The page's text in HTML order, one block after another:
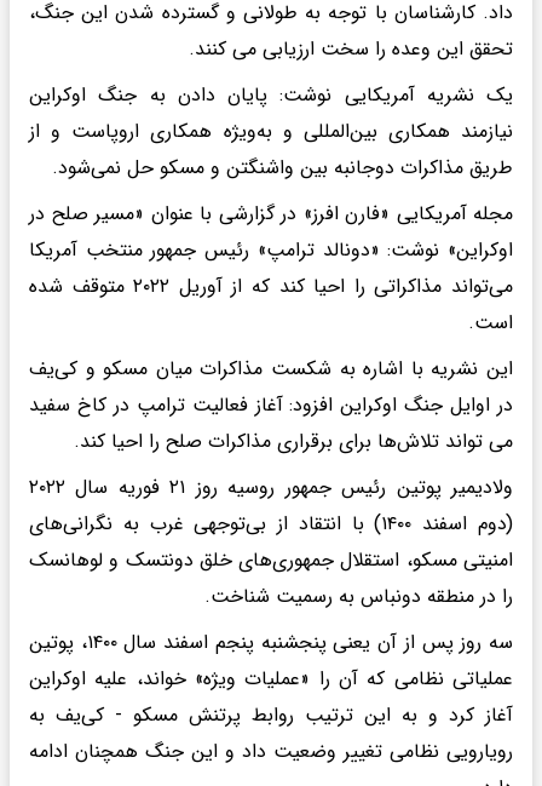
داد. کارشناسان با توجه به طولانی و گسترده شدن این جنگ،
تحقق این وعده را سخت ارزیابی می کنند.
یک نشریه آمریکایی نوشت: پایان دادن به جنگ اوکراین
نیازمند همکاری بین‌المللی و به‌ویژه همکاری اروپاست و از
طریق مذاکرات دوجانبه بین واشنگتن و مسکو حل نمی‌شود.
مجله آمریکایی «فارن افرز» در گزارشی با عنوان «مسیر صلح در
اوکراین» نوشت: «دونالد ترامپ» رئیس جمهور منتخب آمریکا
می‌تواند مذاکراتی را احیا کند که از آوریل ۲۰۲۲ متوقف شده‌
است.
این نشریه با اشاره به شکست مذاکرات میان مسکو و ‌کی‌یف
در اوایل جنگ اوکراین افزود: آغاز فعالیت ترامپ در کاخ سفید
می تواند تلاش‌ها برای برقراری مذاکرات صلح را احیا کند.
ولادیمیر پوتین رئیس جمهور روسیه روز ۲۱ فوریه سال ۲۰۲۲
(دوم اسفند ۱۴۰۰) با انتقاد از بی‌توجهی غرب به نگرانی‌های
امنیتی مسکو، استقلال جمهوری‌های خلق دونتسک و لوهانسک
را در منطقه دونباس به رسمیت شناخت.
سه روز پس از آن یعنی پنجشنبه پنجم اسفند سال ۱۴۰۰، پوتین
عملیاتی نظامی که آن را «عملیات ویژه» خواند، علیه اوکراین
آغاز کرد و به این ترتیب روابط پرتنش مسکو - کی‌یف به
رویارویی نظامی تغییر وضعیت داد و این جنگ همچنان ادامه